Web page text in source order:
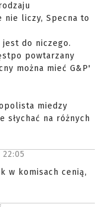
nie liczy, Specna to
jest do niczego.
powtarzany
można mieć G&P'
miedzy
słychać na różnych
22:05
w komisach cenią,